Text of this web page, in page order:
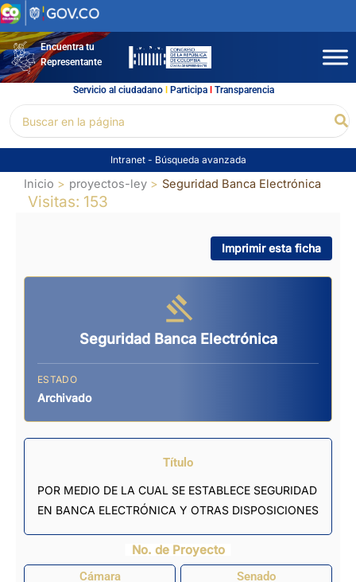
Ir
al
contenidoEncuentra tu
Representante
Servicio al ciudadano l Participal Transparencia
por:
Intranet - Búsqueda avanzada
Inicio proyectos-ley Seguridad Banca Electrónica
Visitas: 153
Imprimir esta ficha
Seguridad Banca Electrónica
ESTADO
Archivado
Título
POR MEDIO DE LA CUAL SE ESTABLECE SEGURIDAD
EN BANCA ELECTRÓNICA Y OTRAS DISPOSICIONES
No. de Proyecto
Cámara Senado